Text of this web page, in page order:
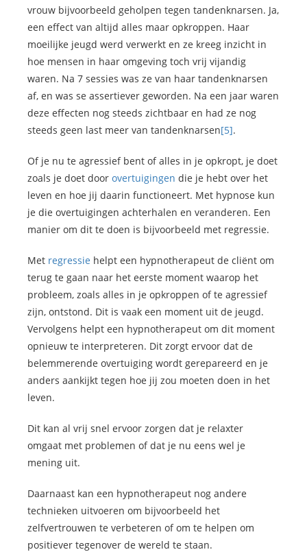
vrouw bijvoorbeeld geholpen tegen tandenknarsen. Ja,
een effect van altijd alles maar opkroppen. Haar
moeilijke jeugd werd verwerkt en ze kreeg inzicht in
hoe mensen in haar omgeving toch vrij vijandig
waren. Na 7 sessies was ze van haar tandenknarsen
af, en was se assertiever geworden. Na een jaar waren
deze effecten nog steeds zichtbaar en had ze nog
steeds geen last meer van tandenknarsen[5].
Of je nu te agressief bent of alles in je opkropt, je doet
zoals je doet door overtuigingen die je hebt over het
leven en hoe jij daarin functioneert. Met hypnose kun
je die overtuigingen achterhalen en veranderen. Een
manier om dit te doen is bijvoorbeeld met regressie.
Met regressie helpt een hypnotherapeut de cliënt om
terug te gaan naar het eerste moment waarop het
probleem, zoals alles in je opkroppen of te agressief
zijn, ontstond. Dit is vaak een moment uit de jeugd.
Vervolgens helpt een hypnotherapeut om dit moment
opnieuw te interpreteren. Dit zorgt ervoor dat de
belemmerende overtuiging wordt gerepareerd en je
anders aankijkt tegen hoe jij zou moeten doen in het
leven.
Dit kan al vrij snel ervoor zorgen dat je relaxter
omgaat met problemen of dat je nu eens wel je
mening uit.
Daarnaast kan een hypnotherapeut nog andere
technieken uitvoeren om bijvoorbeeld het
zelfvertrouwen te verbeteren of om te helpen om
positiever tegenover de wereld te staan.